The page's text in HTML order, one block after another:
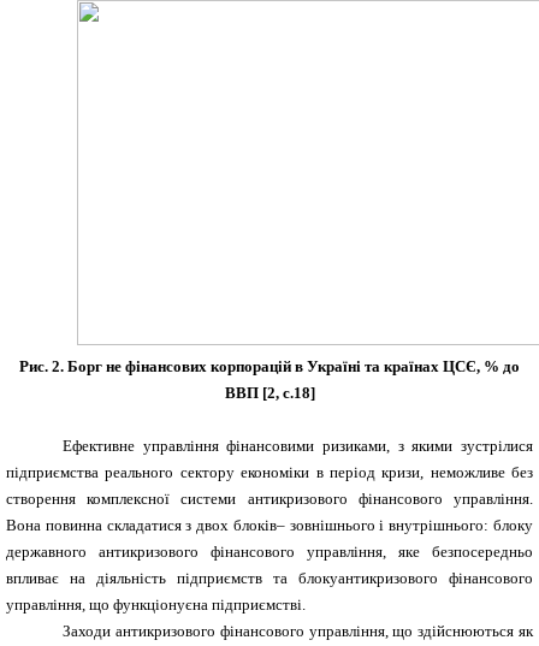
Рис. 2. Борг не фінансових корпорацій в Україні та країнах ЦСЄ, % до
ВВП [2, c.18]
Ефективне управління фінансовими ризиками, з якими зустрілися
підприємства реального сектору економіки в період кризи, неможливе без
створення комплексної системи антикризового фінансового управління.
Вона повинна складатися з двох блоків– зовнішнього і внутрішнього: блоку
державного антикризового фінансового управління, яке безпосередньо
впливає на діяльність підприємств та блокуантикризового фінансового
управління, що функціонуєна підприємстві.
Заходи антикризового фінансового управління, що здійснюються як